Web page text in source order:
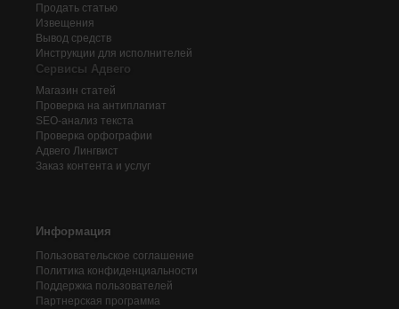
Продать статью
Извещения
Вывод средств
Инструкции для исполнителей
Сервисы Адвего
Магазин статей
Проверка на антиплагиат
SEO-анализ текста
Проверка орфографии
Адвего Лингвист
Заказ контента и услуг
Информация
Пользовательское соглашение
Политика конфиденциальности
Поддержка пользователей
Партнерская программа